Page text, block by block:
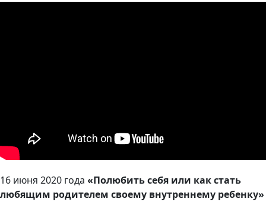
16 июня 2020 года «Полюбить себя или как стать
любящим родителем своему внутреннему ребенку»